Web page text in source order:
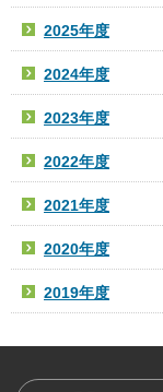
2025年度
2024年度
2023年度
2022年度
2021年度
2020年度
2019年度